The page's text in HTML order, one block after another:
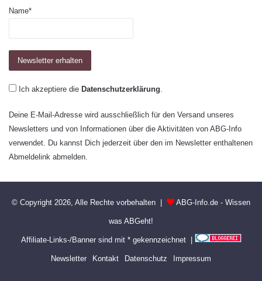
Name*
Ich akzeptiere die Datenschutzerklärung
Deine E-Mail-Adresse wird ausschließlich für den Versand unseres
Newsletters und von Informationen über die Aktivitäten von ABG-Info
verwendet. Du kannst Dich jederzeit über den im Newsletter enthaltenen
Abmeldelink abmelden.
© Copyright 2026, Alle Rechte vorbehalten | ABG-Info.de - Wissen
was ABGeht!
Affiliate-Links-/Banner sind mit * gekennzeichnet |
Newsletter Kontakt Datenschutz Impressum